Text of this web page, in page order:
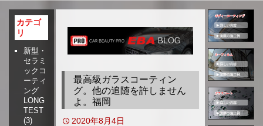
最高級ガラスコーティン
グ。他の追随を許しません
よ。福岡
2020年8月4日
カテゴ
リ
新型・
セラミ
ックコ
ーティ
ング
LONG
TEST
(3)